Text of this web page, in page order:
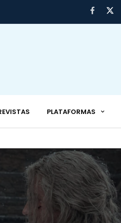
PLATAFORMAS